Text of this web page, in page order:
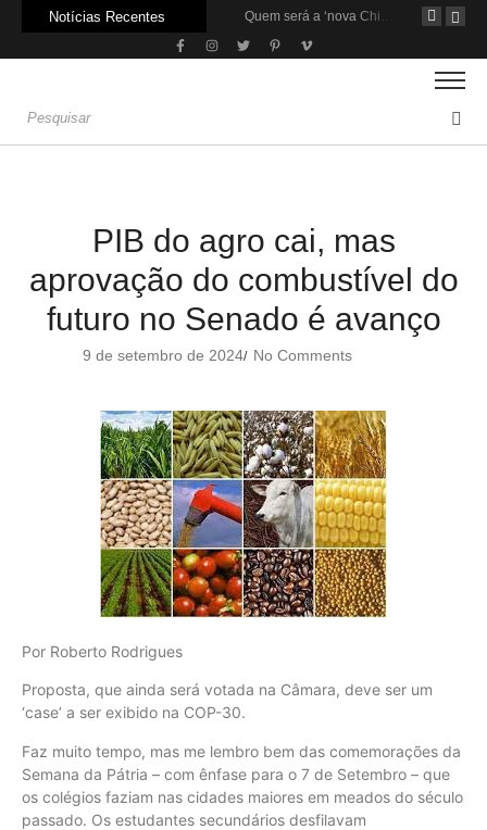
Notícias Recentes Quem será a ‘nova China’ do agro quando o apetite de Pequim acabar?
PIB do agro cai, mas
aprovação do combustível do
futuro no Senado é avanço
9 de setembro de 2024/ No Comments
Por Roberto Rodrigues
Proposta, que ainda será votada na Câmara, deve ser um
‘case’ a ser exibido na COP-30.
Faz muito tempo, mas me lembro bem das comemorações da
Semana da Pátria – com ênfase para o 7 de Setembro – que
os colégios faziam nas cidades maiores em meados do século
passado. Os estudantes secundários desfilavam